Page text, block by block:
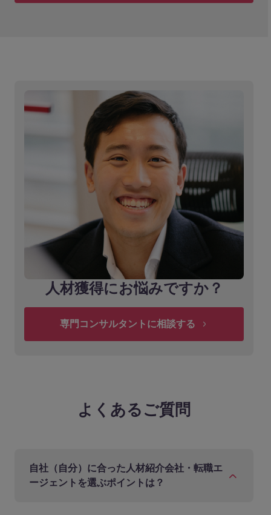
人材獲得にお悩みですか？
専門コンサルタントに相談する
よくあるご質問
自社（自分）に合った人材紹介会社・転職エ
ージェントを選ぶポイントは？